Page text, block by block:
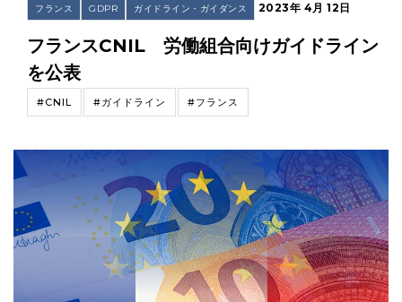
フランス GDPR ガイドライン・ガイダンス 2023年 4月 12日
フランスCNIL 労働組合向けガイドライン
を公表
#CNIL #ガイドライン #フランス